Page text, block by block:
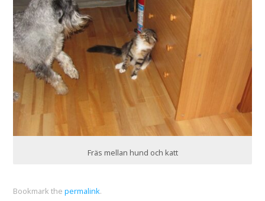
Fräs mellan hund och katt
Bookmark the permalink.